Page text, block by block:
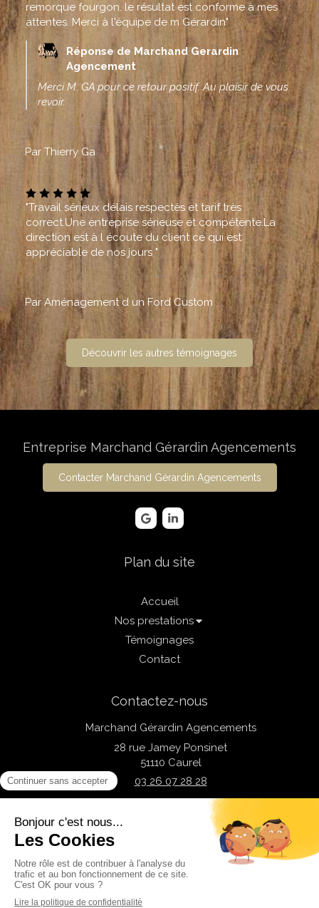
remorque fourgon. le résultat est conforme à mes
attentes. Merci à l'équipe de m Gérardin"
Réponse de Marchand Gerardin
Agencement
Merci M. GA pour ce retour positif. Au plaisir de vous
revoir.
Par Thierry Ga
"Travail sérieux délais respectés et tarif très
correct.Une entreprise sérieuse et compétente.La
direction est à l écoute du client ce qui est
appréciable de nos jours "
Par Aménagement d un Ford Custom
Découvrir les autres témoignages
Entreprise Marchand Gérardin Agencements
Contacter Marchand Gérardin Agencements
Plan du site
Accueil
Nos prestations
Témoignages
Contact
Contactez-nous
Marchand Gérardin Agencements
28 rue Jamey Ponsinet
51110 Caurel
03 26 07 28 28
et de
Plan du site
Mentions légales